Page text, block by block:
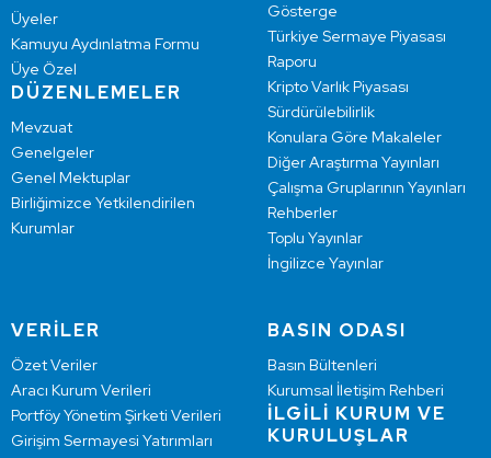
Üyeler
Kamuyu Aydınlatma Formu
Üye Özel
DÜZENLEMELER
Mevzuat
Genelgeler
Genel Mektuplar
Birliğimizce Yetkilendirilen
Kurumlar
Gösterge
Türkiye Sermaye Piyasası
Raporu
Kripto Varlık Piyasası
Sürdürülebilirlik
Konulara Göre Makaleler
Diğer Araştırma Yayınları
Çalışma Gruplarının Yayınları
Rehberler
Toplu Yayınlar
İngilizce Yayınlar
VERİLER
Özet Veriler
Aracı Kurum Verileri
Portföy Yönetim Şirketi Verileri
Girişim Sermayesi Yatırımları
BASIN ODASI
Basın Bültenleri
Kurumsal İletişim Rehberi
İLGİLİ KURUM VE
KURULUŞLAR